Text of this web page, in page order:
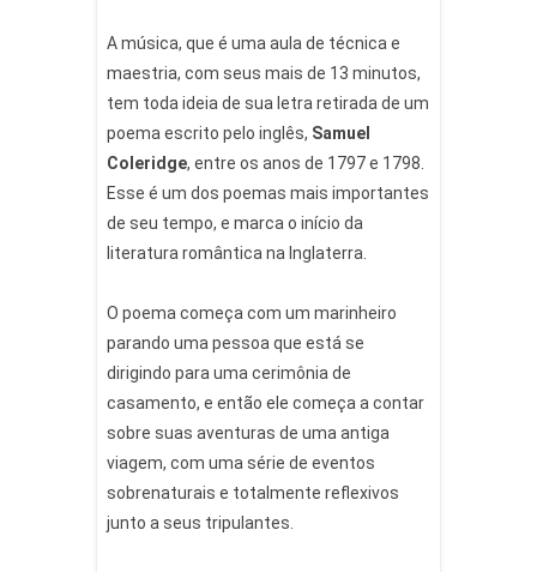
A música, que é uma aula de técnica e
maestria, com seus mais de 13 minutos,
tem toda ideia de sua letra retirada de um
poema escrito pelo inglês, Samuel
Coleridge, entre os anos de 1797 e 1798.
Esse é um dos poemas mais importantes
de seu tempo, e marca o início da
literatura romântica na Inglaterra.
O poema começa com um marinheiro
parando uma pessoa que está se
dirigindo para uma cerimônia de
casamento, e então ele começa a contar
sobre suas aventuras de uma antiga
viagem, com uma série de eventos
sobrenaturais e totalmente reflexivos
junto a seus tripulantes.